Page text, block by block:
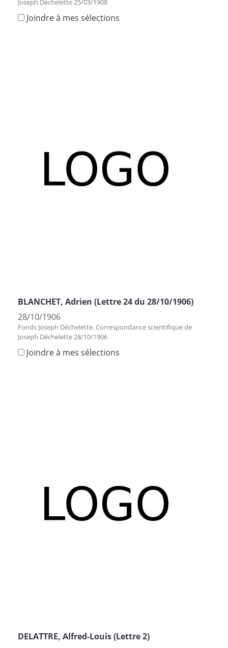
Joseph Déchelette 25/03/1908
Joindre à mes sélections
BLANCHET, Adrien (Lettre 24 du 28/10/1906)
28/10/1906
Fonds Joseph Déchelette. Correspondance scientifique de
Joseph Déchelette 28/10/1906
Joindre à mes sélections
DELATTRE, Alfred-Louis (Lettre 2)